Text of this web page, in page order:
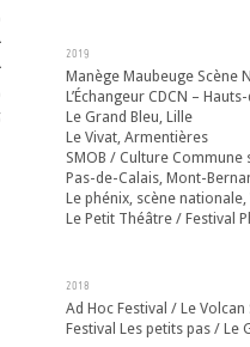
2019
Manège Maubeuge Scène
L’Échangeur CDCN –
Le Grand Bleu, Lille
Le Vivat, Armentières
SMOB / Culture
Pas-de-Calais, Mont-
Le phénix, scène
Le Petit Théâtre / Festival
2018
Ad Hoc Festival / Le
Festival Les petits pas / Le